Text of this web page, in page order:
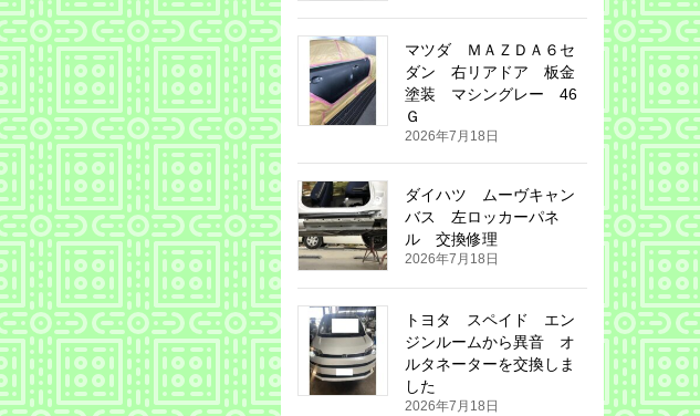
マツダ ＭＡＺＤＡ６セ
ダン 右リアドア 板金
塗装 マシングレー 46
Ｇ
2026年7月18日
ダイハツ ムーヴキャン
バス 左ロッカーパネ
ル 交換修理
2026年7月18日
トヨタ スペイド エン
ジンルームから異音 オ
ルタネーターを交換しま
した
2026年7月18日